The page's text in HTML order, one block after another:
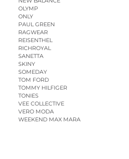
OLYMP
ONLY
PAUL GREEN
RAGWEAR
REISENTHEL
RICHROYAL
SANETTA
SKINY
SOMEDAY
TOM FORD
TOMMY HILFIGER
TONIES
VEE COLLECTIVE
VERO MODA
WEEKEND MAX MARA